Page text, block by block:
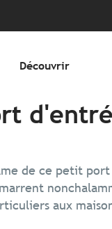
Découvrir
de ce petit
aux